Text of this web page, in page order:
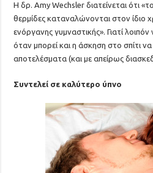
Η δρ. Amy Wechsler διατείνεται ότι
θερμίδες καταναλώνονται στον ίδιο
ενόργανης γυμναστικής». Γιατί
όταν μπορεί και η άσκηση στο σπίτι
αποτελέσματα (και με απείρως
Συντελεί σε καλύτερο ύπνο